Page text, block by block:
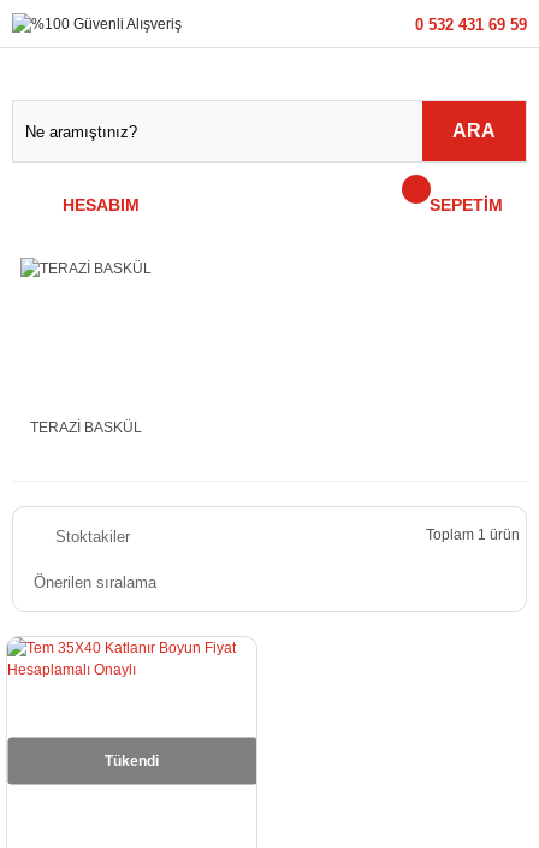
0 532 431 69 59
ARA
HESABIM SEPETİM
TERAZİ BASKÜL
Stoktakiler Toplam 1 ürün
Tükendi